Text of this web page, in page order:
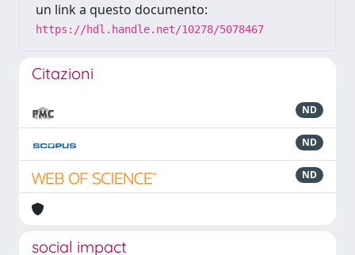
un link a questo documento:
https://hdl.handle.net/10278/5078467
Citazioni
ND
ND
ND
social impact